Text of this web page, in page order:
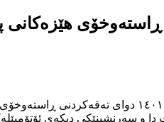
هێزەکانی
ڕۆژی پێنج شەممە ڕێکەوتی ٣٠ی
و سەرنشینێکی دیکەی